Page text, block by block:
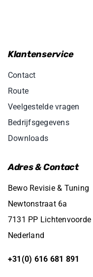
Klantenservice
Contact
Route
Veelgestelde vragen
Bedrijfsgegevens
Downloads
Adres & Contact
Bewo Revisie & Tuning
Newtonstraat 6a
7131 PP Lichtenvoorde
Nederland
+31(0) 616 681 891